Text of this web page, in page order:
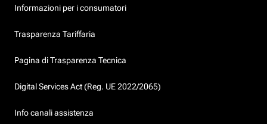
Informazioni per i consumatori
Trasparenza Tariffaria
Pagina di Trasparenza Tecnica
Digital Services Act (Reg. UE 2022/2065)
Info canali assistenza